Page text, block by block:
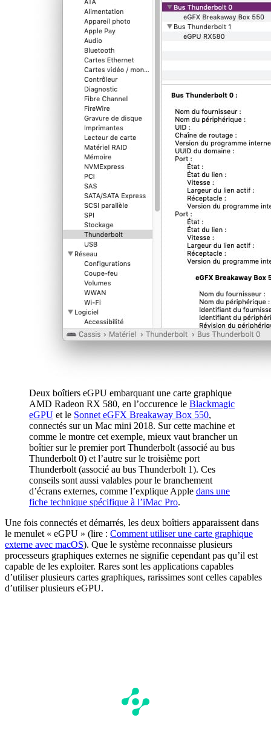
Deux boîtiers eGPU embarquant une carte graphique
AMD Radeon RX 580, en l’occurence le Blackmagic
eGPU et le Sonnet eGFX Breakaway Box 550,
connectés sur un Mac mini 2018. Sur cette machine et
comme le montre cet exemple, mieux vaut brancher un
boîtier sur le premier port Thunderbolt (associé au bus
Thunderbolt 0) et l’autre sur le troisième port
Thunderbolt (associé au bus Thunderbolt 1). Ces
conseils sont aussi valables pour le branchement
d’écrans externes, comme l’explique Apple dans une
fiche technique spécifique à l’iMac Pro.
Une fois connectés et démarrés, les deux boîtiers apparaissent dans
le menulet « eGPU » (lire : Comment utiliser une carte graphique
externe avec macOS). Que le système reconnaisse plusieurs
processeurs graphiques externes ne signifie cependant pas qu’il est
capable de les exploiter. Rares sont les applications capables
d’utiliser plusieurs cartes graphiques, rarissimes sont celles capables
d’utiliser plusieurs eGPU.